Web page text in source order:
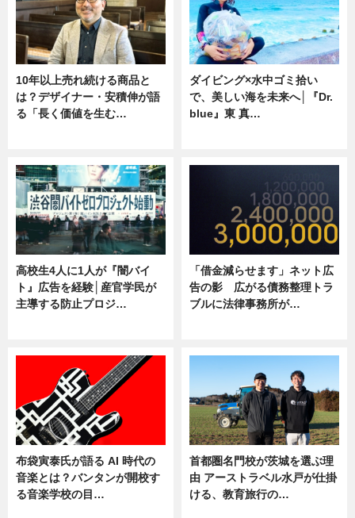
10年以上売れ続ける商品と
は？デザイナー・安積伸が語
る「長く価値を生む…
ダイビング×水中ゴミ拾い
で、美しい海を未来へ│『Dr.
blue』東 真…
高校生4人に1人が『闇バイ
ト』広告を経験│産官学民が
主導する防止プロジ…
「借金減らせます」ネット広
告の影 広がる債務整理トラ
ブルに法律事務所が…
布袋寅泰氏が語る AI 時代の
音楽とは？バンタンが開校す
る音楽学校の目…
首都圏名門校が茨城を選ぶ理
由 アーストラベル水戸が仕掛
ける、教育旅行の…